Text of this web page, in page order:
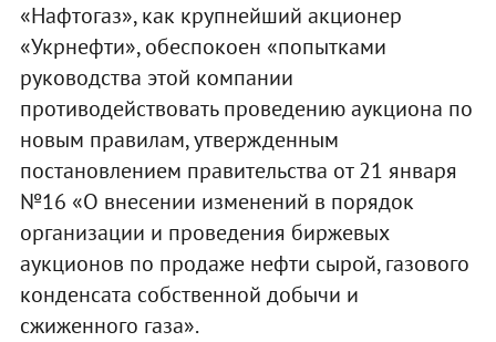
«Нафтогаз», как крупнейший акционер
«Укрнефти», обеспокоен «попытками
руководства этой компании
противодействовать проведению аукциона по
новым правилам, утвержденным
постановлением правительства от 21 января
№16 «О внесении изменений в порядок
организации и проведения биржевых
аукционов по продаже нефти сырой, газового
конденсата собственной добычи и
сжиженного газа».